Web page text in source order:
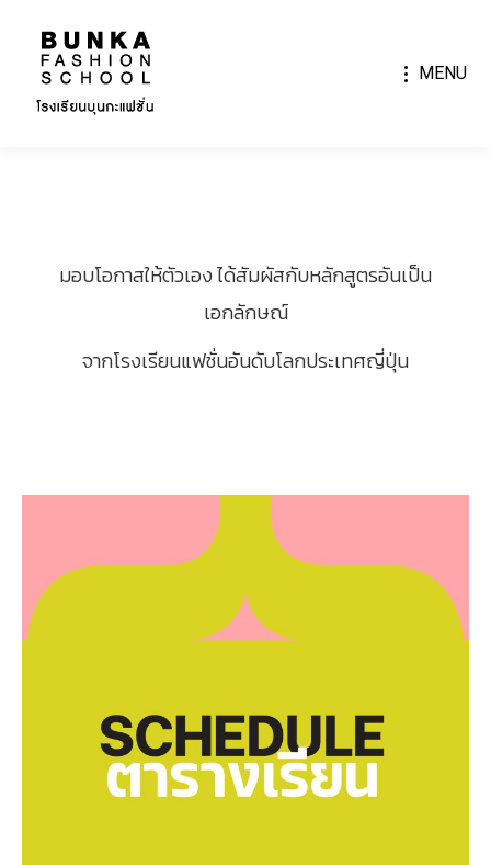
MENU
มอบโอกาสให้ตัวเอง ได้สัมผัสกับหลักสูตรอันเป็น
เอกลักษณ์
จากโรงเรียนแฟชั่นอันดับโลกประเทศญี่ปุ่น